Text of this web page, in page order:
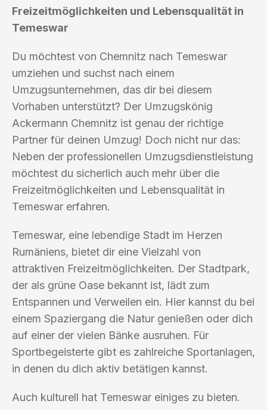
Freizeitmöglichkeiten und Lebensqualität in
Temeswar
Du möchtest von Chemnitz nach Temeswar
umziehen und suchst nach einem
Umzugsunternehmen, das dir bei diesem
Vorhaben unterstützt? Der Umzugskönig
Ackermann Chemnitz ist genau der richtige
Partner für deinen Umzug! Doch nicht nur das:
Neben der professionellen Umzugsdienstleistung
möchtest du sicherlich auch mehr über die
Freizeitmöglichkeiten und Lebensqualität in
Temeswar erfahren.
Temeswar, eine lebendige Stadt im Herzen
Rumäniens, bietet dir eine Vielzahl von
attraktiven Freizeitmöglichkeiten. Der Stadtpark,
der als grüne Oase bekannt ist, lädt zum
Entspannen und Verweilen ein. Hier kannst du bei
einem Spaziergang die Natur genießen oder dich
auf einer der vielen Bänke ausruhen. Für
Sportbegeisterte gibt es zahlreiche Sportanlagen,
in denen du dich aktiv betätigen kannst.
Auch kulturell hat Temeswar einiges zu bieten.